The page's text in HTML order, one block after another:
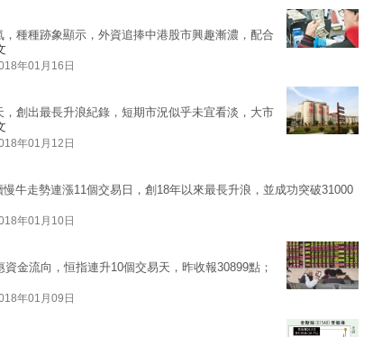
種種跡象顯示，外資追捧中港股市興趣漸濃，配合
年01月16日
創出最長升浪紀錄，短期市況似乎未宜看淡，大市
年01月12日
牛走勢連漲11個交易日，創18年以來最長升浪，並成功突破31000
年01月10日
金流向，恒指連升10個交易天，昨收報30899點；
年01月09日